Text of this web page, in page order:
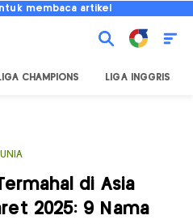
membaca artikel
LIGA CHAMPIONS LIGA INGGRIS
di Asia
2025: 9 Nama